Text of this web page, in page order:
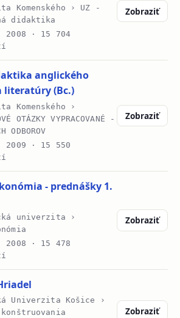
Komenského › UZ -
didaktika
2008 · 15 704
Zobraziť
anglického
literatúry (Bc.)
Komenského ›
OTÁZKY VYPRACOVANÉ -
ODBOROV
2009 · 15 550
Zobraziť
- prednášky 1.
univerzita ›
2008 · 15 478
Zobraziť
Univerzita Košice ›
Zobraziť